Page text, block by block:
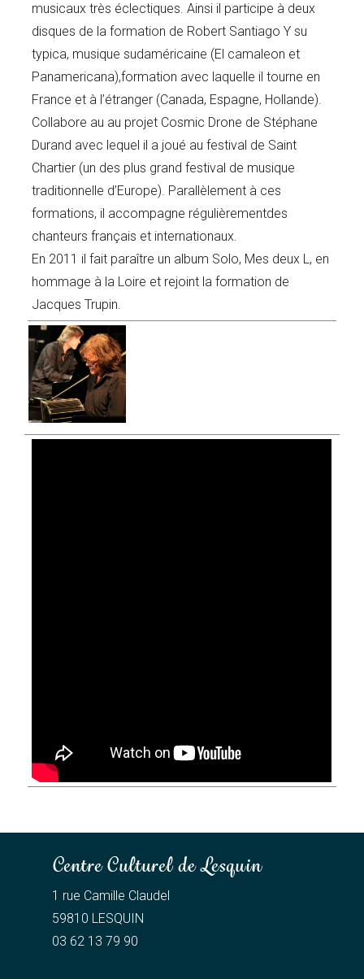
musicaux très éclectiques. Ainsi il participe à deux
disques de la formation de Robert Santiago Y su
typica, musique sudaméricaine (El camaleon et
Panamericana),formation avec laquelle il tourne en
France et à l’étranger (Canada, Espagne, Hollande).
Collabore au au projet Cosmic Drone de Stéphane
Durand avec lequel il a joué au festival de Saint
Chartier (un des plus grand festival de musique
traditionnelle d’Europe). Parallèlement à ces
formations, il accompagne régulièrementdes
chanteurs français et internationaux.
En 2011 il fait paraître un album Solo, Mes deux L, en
hommage à la Loire et rejoint la formation de
Jacques Trupin.
Centre Culturel de Lesquin
1 rue Camille Claudel
59810 LESQUIN
03 62 13 79 90